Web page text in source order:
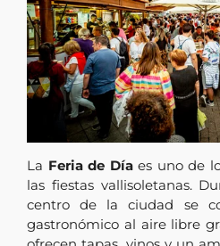
La Feria de Díaes uno de
las fiestas vallisoletanas.
centro de la ciudad se
gastronómico al aire libre